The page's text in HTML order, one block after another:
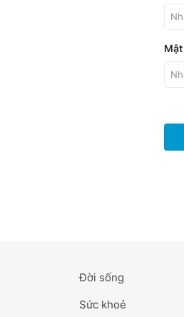
Đời sống
Sức khoẻ